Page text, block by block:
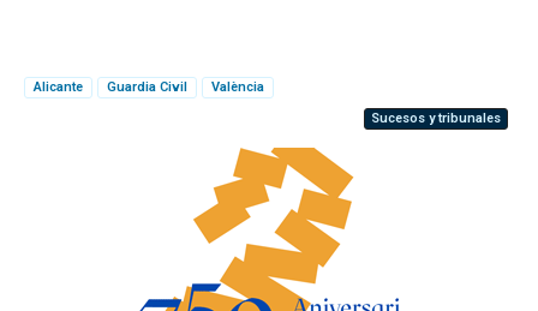
Alicante Guardia Civil
València
Sucesos y tribunales